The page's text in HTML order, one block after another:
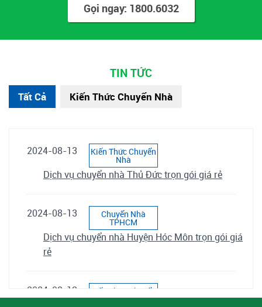
Gọi ngay: 1800.6032
TIN TỨC
Tất Cả
2024-08-13 Kiến Thức Chuyển
Nhà
Dịch vụ chuyển nhà Thủ Đức trọn gói giá rẻ
2024-08-13 Chuyển Nhà
TPHCM
Dịch vụ chuyển nhà Huyện Hóc Môn trọn gói giá
rẻ
2024-08-13 Kiến Thức Chuyển
Nhà
Kiến Thức Chuyển Nhà